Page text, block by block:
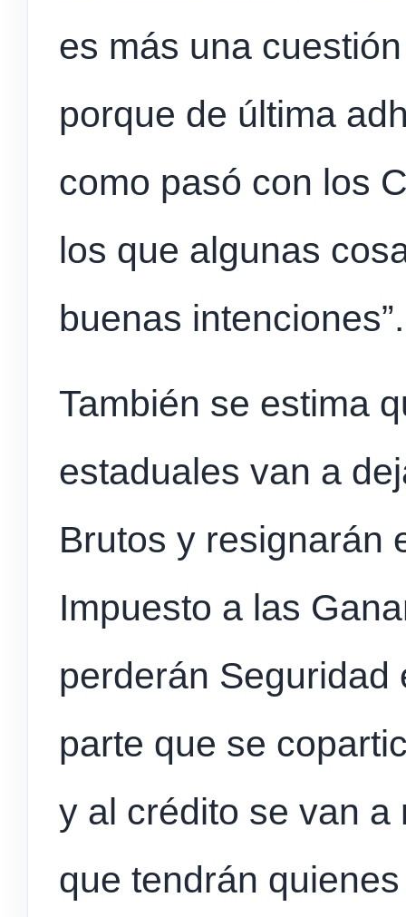
es más una
porque de última
como pasó con los
los que algunas
buenas intenciones”.
También se estima
estaduales van a
Brutos y resignarán
Impuesto a las
perderán Seguridad
parte que se
y al crédito se van
que tendrán